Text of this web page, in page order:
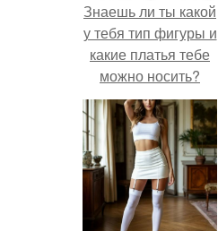
Знаешь ли ты какой
у тебя тип фигуры и
какие платья тебе
можно носить?